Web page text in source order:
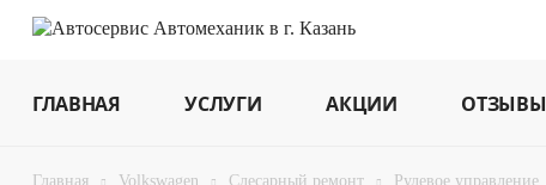
ГЛАВНАЯ УСЛУГИ АКЦИИ ОТЗЫВЫ
Главная Volkswagen Слесарный ремонт Рулевое управление